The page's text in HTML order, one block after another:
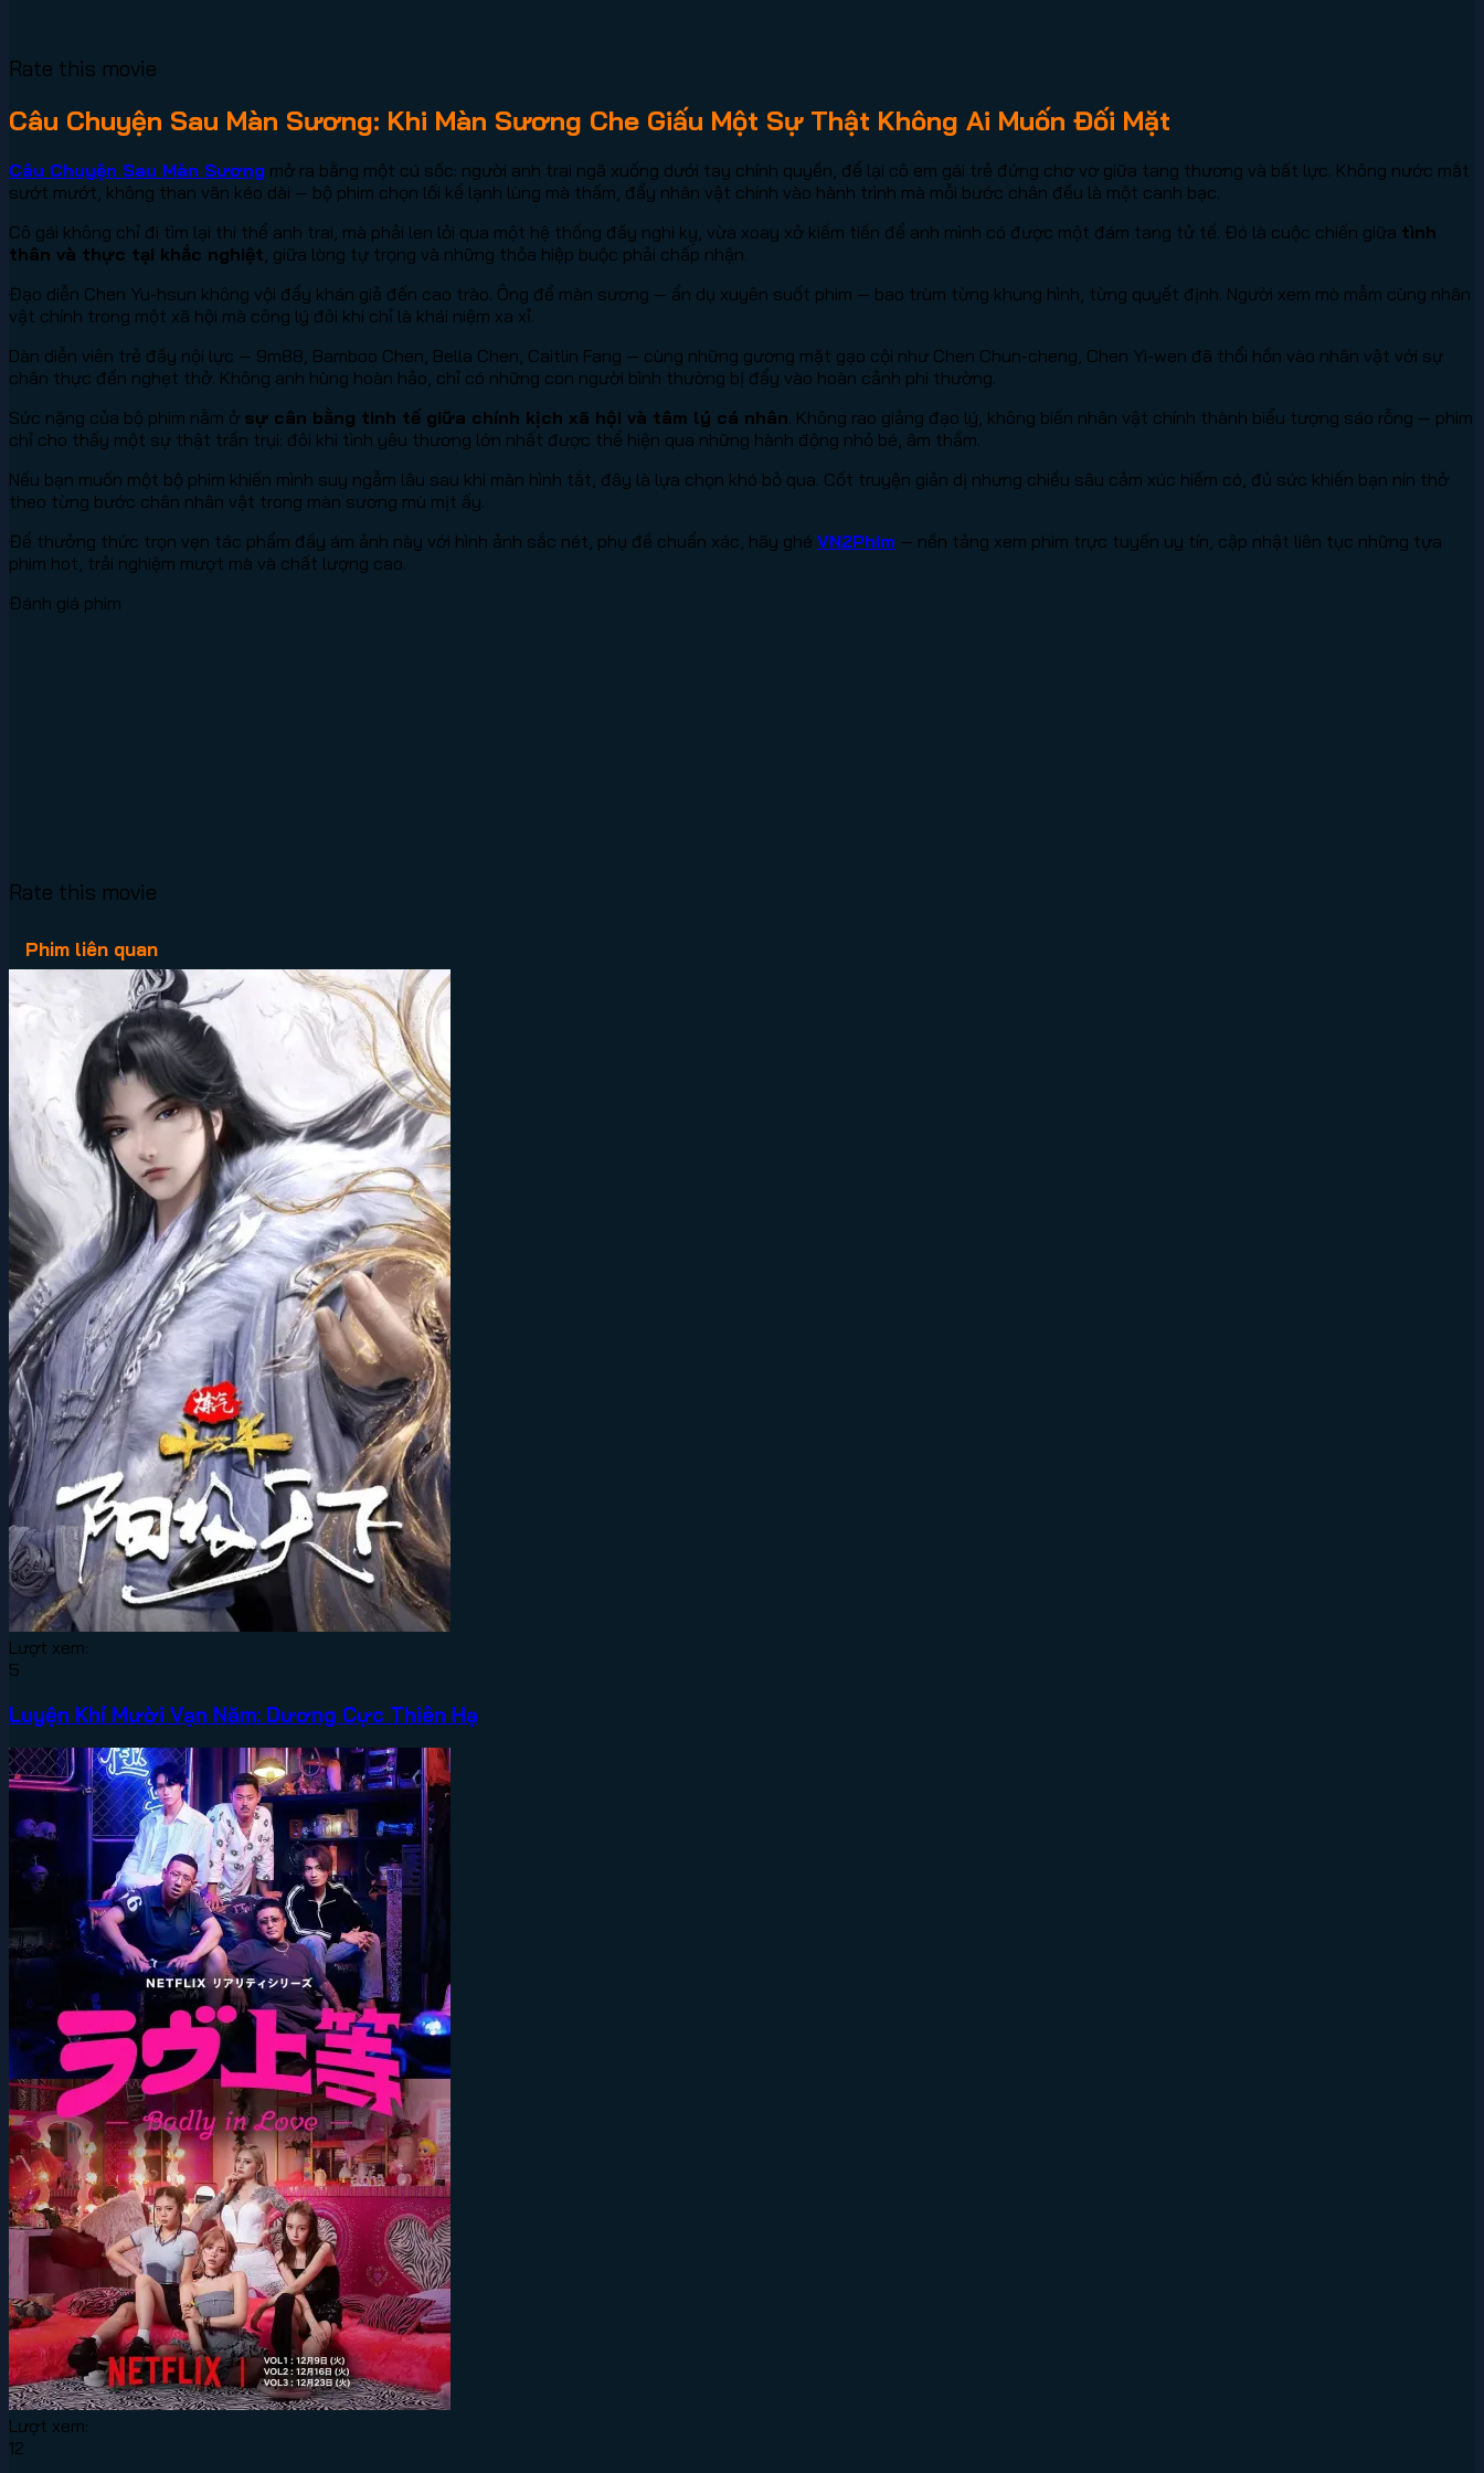
Rate this movie
Câu Chuyện Sau Màn Sương: Khi Màn Sương Che Giấu Một Sự Thật Không Ai Muốn Đối Mặt
Câu Chuyện Sau Màn Sương mở ra bằng một cú sốc: người anh trai ngã xuống dưới tay chính quyền, để lại cô em gái trẻ đứng chơ vơ giữa tang thương và bất lực. Không nước mắt
sướt mướt, không than vãn kéo dài — bộ phim chọn lối kể lạnh lùng mà thấm, đẩy nhân vật chính vào hành trình mà mỗi bước chân đều là một canh bạc.
Cô gái không chỉ đi tìm lại thi thể anh trai, mà phải len lỏi qua một hệ thống đầy nghi kỵ, vừa xoay xở kiếm tiền để anh mình có được một đám tang tử tế. Đó là cuộc chiến giữa tình
thân và thực tại khắc nghiệt , giữa lòng tự trọng và những thỏa hiệp buộc phải chấp nhận.
Đạo diễn Chen Yu-hsun không vội đẩy khán giả đến cao trào. Ông để màn sương — ẩn dụ xuyên suốt phim — bao trùm từng khung hình, từng quyết định. Người xem mò mẫm cùng nhân
vật chính trong một xã hội mà công lý đôi khi chỉ là khái niệm xa xỉ.
Dàn diễn viên trẻ đầy nội lực — 9m88, Bamboo Chen, Bella Chen, Caitlin Fang — cùng những gương mặt gạo cội như Chen Chun-cheng, Chen Yi-wen đã thổi hồn vào nhân vật với sự
chân thực đến nghẹt thở. Không anh hùng hoàn hảo, chỉ có những con người bình thường bị đẩy vào hoàn cảnh phi thường.
Sức nặng của bộ phim nằm ở sự cân bằng tinh tế giữa chính kịch xã hội và tâm lý cá nhân. Không rao giảng đạo lý, không biến nhân vật chính thành biểu tượng sáo rỗng — phim
chỉ cho thấy một sự thật trần trụi: đôi khi tình yêu thương lớn nhất được thể hiện qua những hành động nhỏ bé, âm thầm.
Nếu bạn muốn một bộ phim khiến mình suy ngẫm lâu sau khi màn hình tắt, đây là lựa chọn khó bỏ qua. Cốt truyện giản dị nhưng chiều sâu cảm xúc hiếm có, đủ sức khiến bạn nín thở
theo từng bước chân nhân vật trong màn sương mù mịt ấy.
Để thưởng thức trọn vẹn tác phẩm đầy ám ảnh này với hình ảnh sắc nét, phụ đề chuẩn xác, hãy ghé VN2Phim — nền tảng xem phim trực tuyến uy tín, cập nhật liên tục những tựa
phim hot, trải nghiệm mượt mà và chất lượng cao.
Đánh giá phim
Rate this movie
Phim liên quan
Lượt xem:
5
Luyện Khí Mười Vạn Năm: Dương Cực Thiên Hạ
Lượt xem:
12